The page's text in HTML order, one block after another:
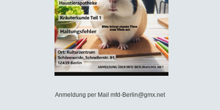
Anmeldung per Mail mfd-Berlin@gmx.net